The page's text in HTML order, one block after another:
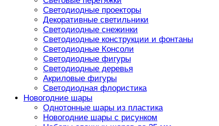
Светодиодные проекторы
Декоративные светильники
Светодиодные снежинки
Светодиодные конструкции и фонтаны
Светодиодные Консоли
Светодиодные фигуры
Светодиодные деревья
Акриловые фигуры
Светодиодная флористика
Новогодние шары
Однотонные шары из пластика
Новогодние шары с рисунком